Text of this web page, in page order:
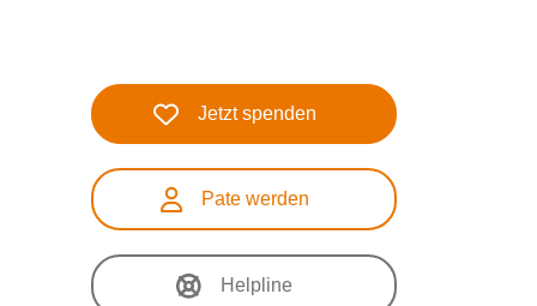
Jetzt spenden
Pate werden
Helpline